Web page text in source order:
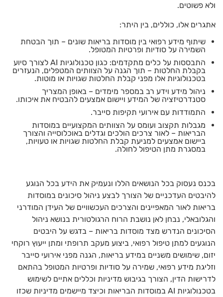
ולא פשוטים.
אתגרים אלו, כוללים, בין היתר:
שיתוף מידע רפואי בין מוסדות בריאות שונים – תוך הבטחת
השמירה על סודיות ופרטיות המטופל.
התבססות על כלים מתקדמים: כגון טכנולוגיות AI לצורך סיוע
בקבלת החלטות – תוך הגנה על הצוותים המטפלים, הנעזרים
בטכנולוגיות אלו מפני קבלת החלטות שגויות או מוטות.
ניהול מידע וידע רב במספר מימדים – באופן המצריך
סטנדרטיזציה של המידע ויישום אמצעים להבטיח את איכותו.
התמודדות עם אירועי תקיפות סייבר.
מגבלות תקצוב ועומס על הצוותים המקצועיים במוסדות
הבריאות – לאור צרכים הולכים וגדלים באוכלוסייה והצורך
ביישום אמצעים למניעת קבלת החלטות שגויות או טעויות,
במסגרת מתן הטיפול לחולה.
בכנס נעסוק בכל הנושאים הללו ונעמיק את הידע בכל הנוגע
להיבטים העדכניים של הצורך לבצע ניהול סיכונים במוסדות
בריאות לאור המאפיינים והצרכים העכשוויים של העידן המודרני
והגלובאלי, נבחן לאן נושבת הרוח הרגולטורית בנושא ניהול
הסיכונים הנדרש מצד מוסדות בריאות – בדגש על היבטים
הנוגעים למתן טיפול רפואי, ביצוע מעקב תרופתי ומתן ייעוץ רוקחי
יזום, שימושים משניים במידע בריאות, הגנה מפני אירועי סייבר
וזליגת מידע רפואי, שמירה על סודיות ופרטיות המטופל בהתאם
לדרישות הדין, הצורך בגיבוש מדיניות וכללים אתיים לשימוש
בטכנולוגיות AI במוסדות הבריאות וכיצד מיישמים מדיניות שכזו